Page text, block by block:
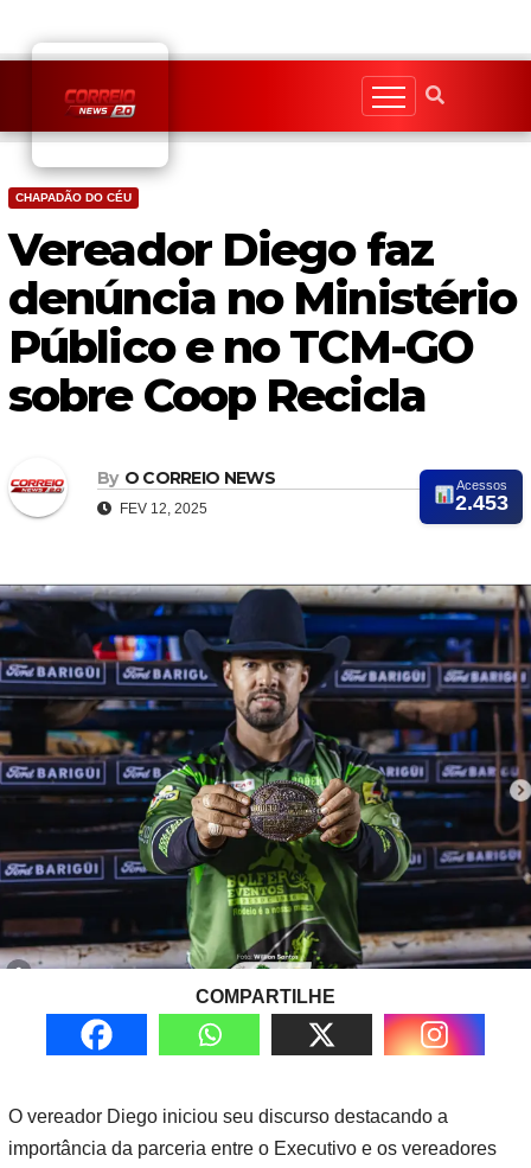
content
CHAPADÃO DO CÉU
Vereador Diego faz
denúncia no Ministério
Público e no TCM-GO
sobre Coop Recicla
By O CORREIO NEWS
FEV 12, 2025
Acessos
2.453
COMPARTILHE
O vereador Diego iniciou seu discurso destacando a
importância da parceria entre o Executivo e os vereadores